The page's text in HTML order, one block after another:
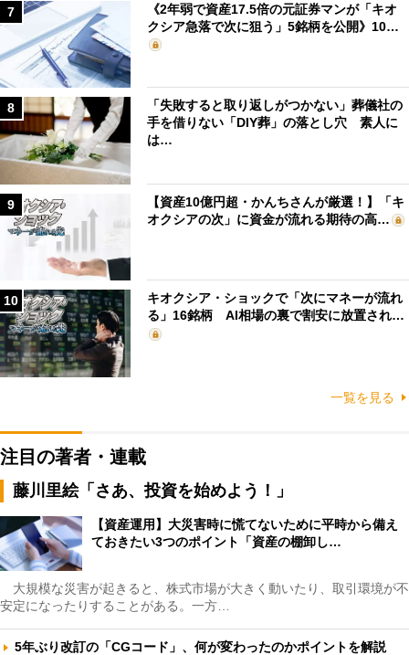
7
《2年弱で資産17.5倍の元証券マンが「キオ
クシア急落で次に狙う」5銘柄を公開》10…
8
「失敗すると取り返しがつかない」葬儀社の
手を借りない「DIY葬」の落とし穴 素人に
は…
9
【資産10億円超・かんちさんが厳選！】「キ
オクシアの次」に資金が流れる期待の高…
10
キオクシア・ショックで「次にマネーが流れ
る」16銘柄 AI相場の裏で割安に放置され…
一覧を見る
注目の著者・連載
藤川里絵「さあ、投資を始めよう！」
【資産運用】大災害時に慌てないために平時から備え
ておきたい3つのポイント「資産の棚卸し…
大規模な災害が起きると、株式市場が大きく動いたり、取引環境が不
安定になったりすることがある。一方…
5年ぶり改訂の「CGコード」、何が変わったのかポイントを解説